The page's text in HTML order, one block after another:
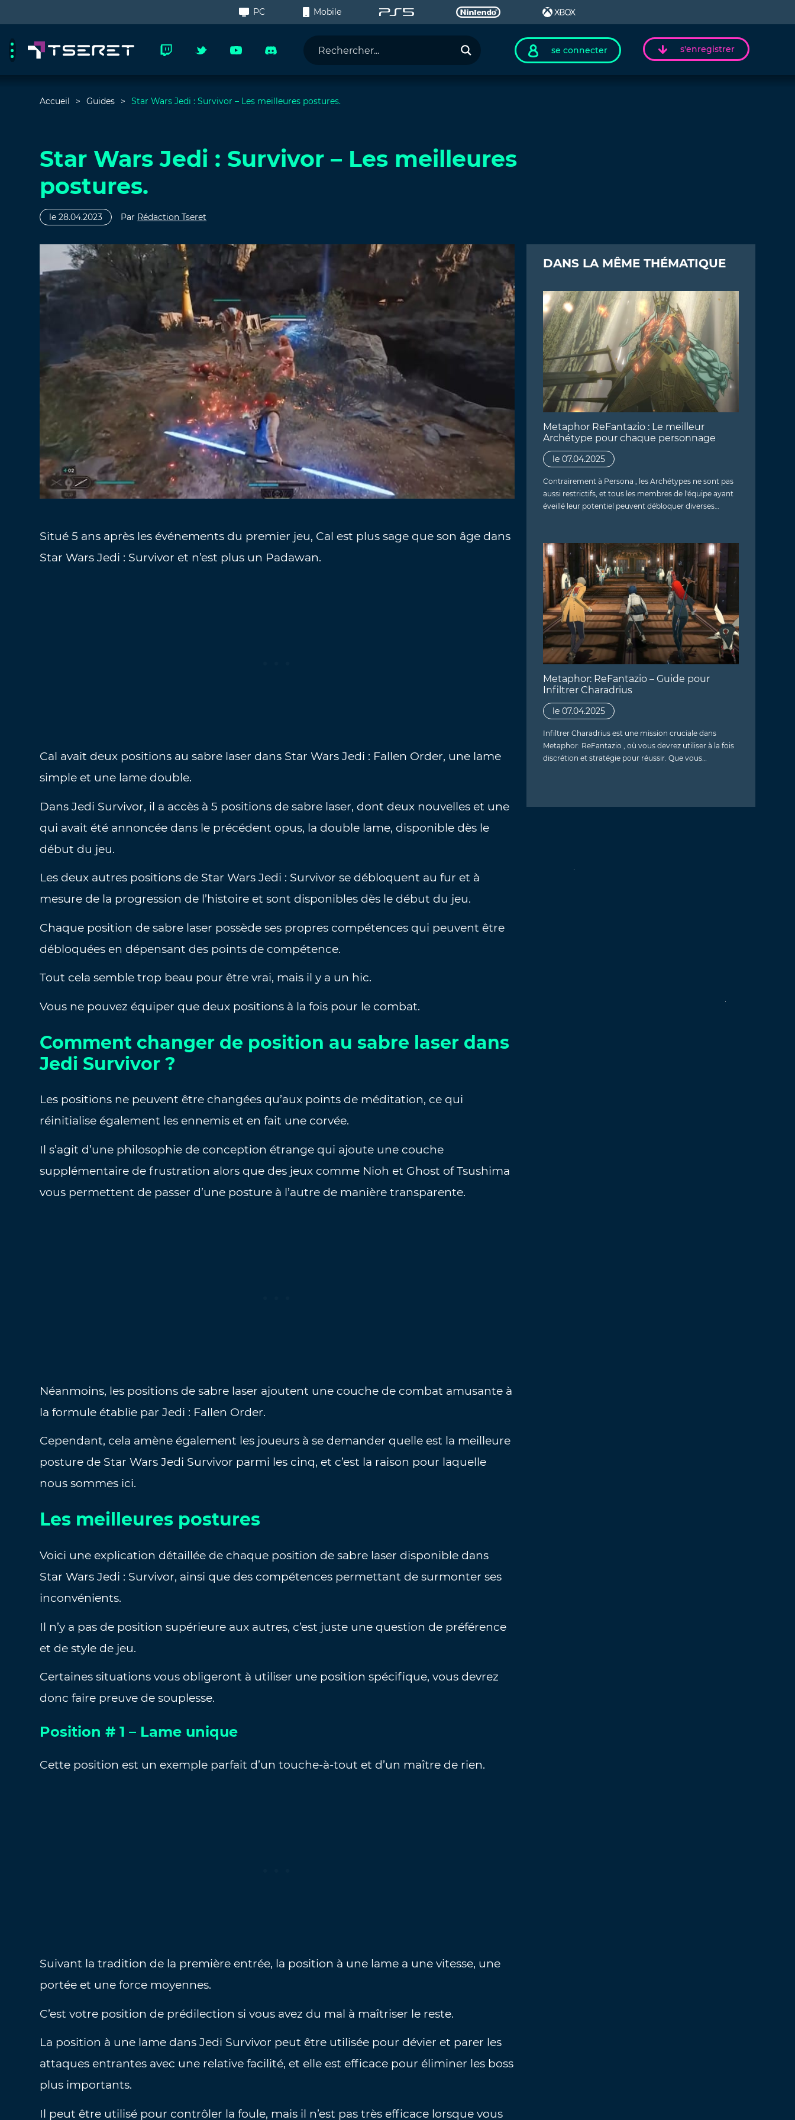
PC Mobile
se connecter s'enregistrer
Accueil Guides Star Wars Jedi : Survivor – Les meilleures postures.
Star Wars Jedi : Survivor – Les meilleures
postures.
le 28.04.2023 Par Rédaction Tseret
Situé 5 ans après les événements du premier jeu, Cal est plus sage que son âge dans
Star Wars Jedi : Survivor et n’est plus un Padawan.
Cal avait deux positions au sabre laser dans Star Wars Jedi : Fallen Order, une lame
simple et une lame double.
Dans Jedi Survivor, il a accès à 5 positions de sabre laser, dont deux nouvelles et une
qui avait été annoncée dans le précédent opus, la double lame, disponible dès le
début du jeu.
Les deux autres positions de Star Wars Jedi : Survivor se débloquent au fur et à
mesure de la progression de l’histoire et sont disponibles dès le début du jeu.
Chaque position de sabre laser possède ses propres compétences qui peuvent être
débloquées en dépensant des points de compétence.
Tout cela semble trop beau pour être vrai, mais il y a un hic.
Vous ne pouvez équiper que deux positions à la fois pour le combat.
Comment changer de position au sabre laser dans
Jedi Survivor ?
Les positions ne peuvent être changées qu’aux points de méditation, ce qui
réinitialise également les ennemis et en fait une corvée.
Il s’agit d’une philosophie de conception étrange qui ajoute une couche
supplémentaire de frustration alors que des jeux comme Nioh et Ghost of Tsushima
vous permettent de passer d’une posture à l’autre de manière transparente.
Néanmoins, les positions de sabre laser ajoutent une couche de combat amusante à
la formule établie par Jedi : Fallen Order.
Cependant, cela amène également les joueurs à se demander quelle est la meilleure
posture de Star Wars Jedi Survivor parmi les cinq, et c’est la raison pour laquelle
nous sommes ici.
Les meilleures postures
Voici une explication détaillée de chaque position de sabre laser disponible dans
Star Wars Jedi : Survivor, ainsi que des compétences permettant de surmonter ses
inconvénients.
Il n’y a pas de position supérieure aux autres, c’est juste une question de préférence
et de style de jeu.
Certaines situations vous obligeront à utiliser une position spécifique, vous devrez
donc faire preuve de souplesse.
Position # 1 – Lame unique
Cette position est un exemple parfait d’un touche-à-tout et d’un maître de rien.
Suivant la tradition de la première entrée, la position à une lame a une vitesse, une
portée et une force moyennes.
C’est votre position de prédilection si vous avez du mal à maîtriser le reste.
La position à une lame dans Jedi Survivor peut être utilisée pour dévier et parer les
attaques entrantes avec une relative facilité, et elle est efficace pour éliminer les boss
plus importants.
Il peut être utilisé pour contrôler la foule, mais il n’est pas très efficace lorsque vous
DANS LA MÊME THÉMATIQUE
Metaphor ReFantazio : Le meilleur
Archétype pour chaque personnage
le 07.04.2025
Contrairement à Persona , les Archétypes ne sont pas
aussi restrictifs, et tous les membres de l'équipe ayant
éveillé leur potentiel peuvent débloquer diverses…
Metaphor: ReFantazio – Guide pour
Infiltrer Charadrius
le 07.04.2025
Infiltrer Charadrius est une mission cruciale dans
Metaphor: ReFantazio , où vous devrez utiliser à la fois
discrétion et stratégie pour réussir. Que vous…